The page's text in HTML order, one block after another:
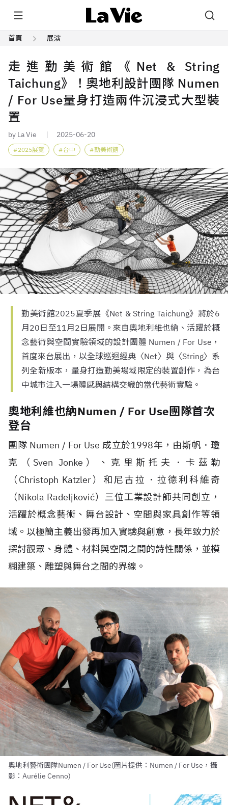
首頁 展演
走進勤美術館《Net & String
Taichung》！奧地利設計團隊 Numen
/ For Use量身打造兩件沉浸式大型裝
置
by La Vie 2025-06-20
2025展覽 台中 勤美術館
勤美術館2025夏季展《Net & String Taichung》將於6
月20日至11月2日展開。來自奧地利維也納、活躍於概
念藝術與空間實驗領域的設計團體 Numen / For Use，
首度來台展出，以全球巡迴經典〈Net〉與〈String〉系
列全新版本，量身打造勤美場域限定的裝置創作，為台
中城市注入一場體感與結構交織的當代藝術實驗。
奧地利維也納Numen / For Use團隊首次
登台
團隊 Numen / For Use 成立於1998年，由斯帆．瓊
克（Sven Jonke）、克里斯托夫．卡茲勒
（Christoph Katzler）和尼古拉．拉德利科維奇
（Nikola Radeljković）三位工業設計師共同創立，
活躍於概念藝術、舞台設計、空間與家具創作等領
域。以極簡主義出發再加入實驗與創意，長年致力於
探討觀眾、身體、材料與空間之間的詩性關係，並模
糊建築、雕塑與舞台之間的界線。
奧地利藝術團隊Numen / For Use(圖片提供：Numen / For Use，攝
影：Aurélie Cenno)